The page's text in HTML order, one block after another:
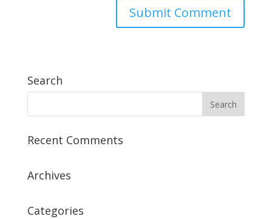
Search
Recent Comments
Archives
Categories